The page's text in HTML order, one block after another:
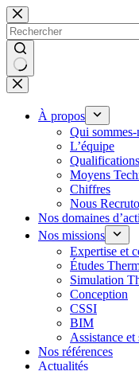
Passer
au
contenu
Aucun
résultat
À propos
Qui sommes-
L’équipe
Qualifications
Moyens
Chiffres
Nous
Nos domaines
Nos missions
Expertise et
Études
Simulation
Conception
CSSI
BIM
Assistance et
Nos références
Actualités